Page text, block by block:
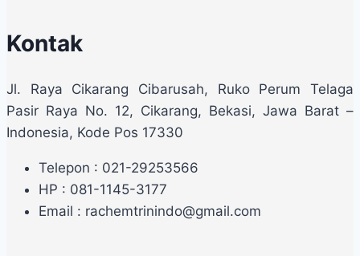
Kontak
Jl. Raya Cikarang Cibarusah, Ruko Perum Telaga
Pasir Raya No. 12, Cikarang, Bekasi, Jawa Barat –
Indonesia, Kode Pos 17330
Telepon : 021-29253566
HP : 081-1145-3177
Email : rachemtrinindo@gmail.com